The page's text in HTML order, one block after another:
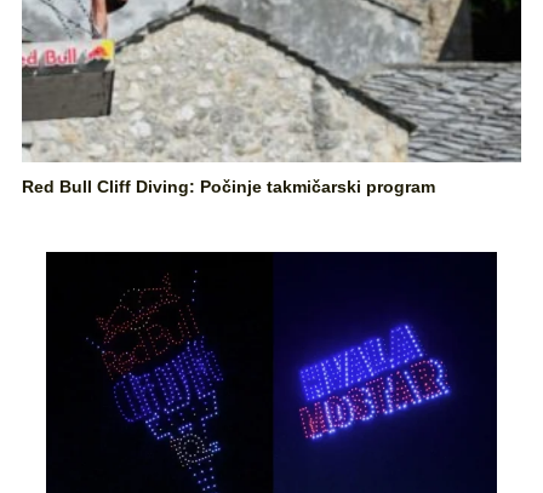
Red Bull Cliff Diving: Počinje takmičarski program